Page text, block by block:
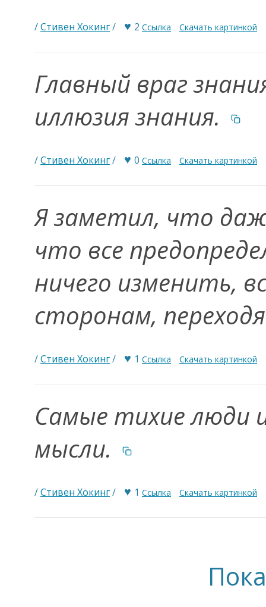
/Стивен Хокинг/ ♥ 2 Ссылка Скачать картинкой
Главный враг
иллюзия знания.
/Стивен Хокинг/ ♥ 0 Ссылка Скачать картинкой
Я заметил, что
что все
ничего изменить,
сторонам,
/Стивен Хокинг/ ♥ 1 Ссылка Скачать картинкой
Самые тихие люди
мысли.
/Стивен Хокинг/ ♥ 1 Ссылка Скачать картинкой